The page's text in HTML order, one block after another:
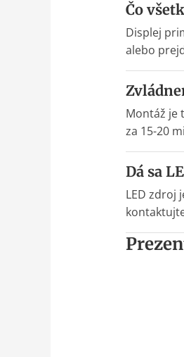
Čo
Displej
alebo
Montáž je
za 15-20
Dá sa
LED zdroj